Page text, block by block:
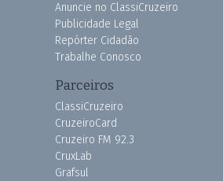
Anuncie no ClassiCruzeiro
Publicidade Legal
Repórter Cidadão
Trabalhe Conosco
Parceiros
ClassiCruzeiro
CruzeiroCard
Cruzeiro FM 92.3
CruxLab
Grafsul